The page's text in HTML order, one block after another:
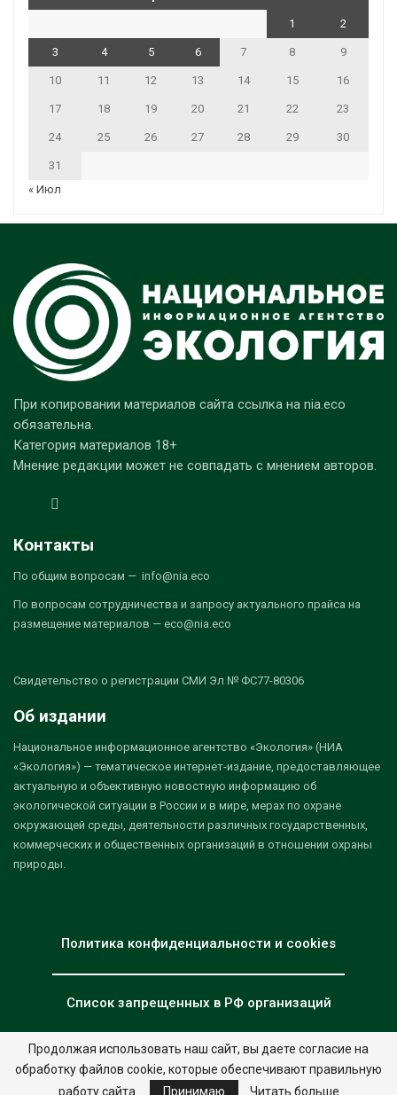
1 2
3 4 5 6 7 8 9
10 11 12 13 14 15 16
17 18 19 20 21 22 23
24 25 26 27 28 29 30
31
« Июл
При копировании материалов сайта ссылка на nia.eco
обязательна.
Категория материалов 18+
Мнение редакции может не совпадать с мнением авторов.
Контакты
По общим вопросам — info@nia.eco
По вопросам сотрудничества и запросу актуального прайса на
размещение материалов — eco@nia.eco
Свидетельство о регистрации СМИ Эл № ФС77-80306
Об издании
Национальное информационное агентство «Экология» (НИА
«Экология») — тематическое интернет-издание, предоставляющее
актуальную и объективную новостную информацию об
экологической ситуации в России и в мире, мерах по охране
окружающей среды, деятельности различных государственных,
коммерческих и общественных организаций в отношении охраны
природы.
Политика конфиденциальности и cookies
Список запрещенных в РФ организаций
© 2026 - НИА "Экология". Все права защищены. Дизайн:nia.eco
Продолжая использовать наш сайт, вы даете согласие на
обработку файлов cookie, которые обеспечивают правильную
работу сайта.
Принимаю Читать больше